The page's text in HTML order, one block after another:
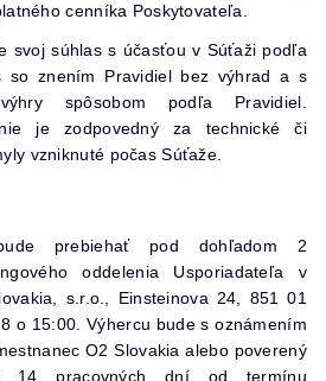
cenníka Poskytovateľa.
svoj súhlas s účasťou v Súťaži podľa
so znením Pravidiel bez výhrad a s
spôsobom podľa Pravidiel.
je zodpovedný za technické či
vzniknuté počas Súťaže.
prebiehať pod dohľadom 2
oddelenia Usporiadateľa v
s.r.o., Einsteinova 24, 851 01
o 15:00. Výhercu bude s oznámením
O2 Slovakia alebo poverený
14 pracovných dní od termínu